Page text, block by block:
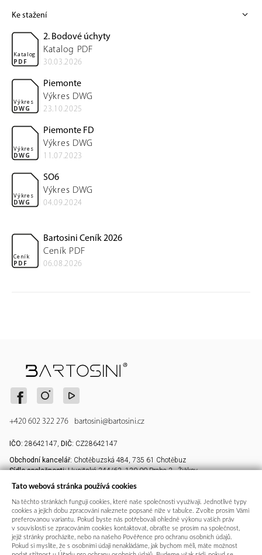
Ke stažení expand_more
Katalog
PDF
2. Bodové úchyty
Katalog PDF
30.03.2026
Výkres
DWG
Piemonte
Výkres DWG
23.10.2025
Výkres
DWG
Piemonte FD
Výkres DWG
11.07.2023
Výkres
DWG
SO6
Výkres DWG
04.09.2024
Ceník
PDF
Bartosini Ceník 2026
Ceník PDF
06.08.2026
+420 602 322 276 bartosini@bartosini.cz
IČO: 28642147, DIČ: CZ28642147
Obchodní kancelář: Chotěbuzská 484, 735 61 Chotěbuz
Sídlo společnosti:Husitská 344/63, 130 00 Praha 3 - Žižkov
Vše o nákupu
Platba a doprava
Povrchové úpravy
Obchodní podmínky
Reklamační řád a záruka
Důležité informace
Kontakty
Profil společnosti Bartosini
Lakování dle vzorníku RAL
Obrábění profilů
Tato webová stránka používá cookies
Na těchto stránkách fungují cookies, které naše společnosti využívají. Jednotlivé typy
cookies a jejich dobu zpracování naleznete popsané níže v tabulce. Zvolte prosím Vámi
preferovanou variantu. Pokud byste nás potřebovali ohledně výkonu vašich práv
v souvislosti se zpracováním cookies kontaktovat, obraťte se prosím na společnost,
jejíž stránky procházíte, nebo na našeho Pověřence pro ochranu osobních údajů.
Pokud si myslíte, že s osobními údaji nenakládáme, jak bychom měli, máte možnost